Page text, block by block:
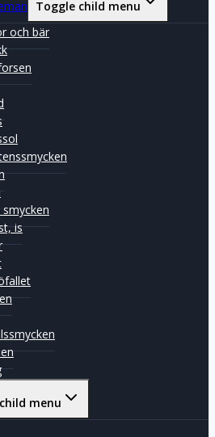
Toggle child menu
och bär
is
menu